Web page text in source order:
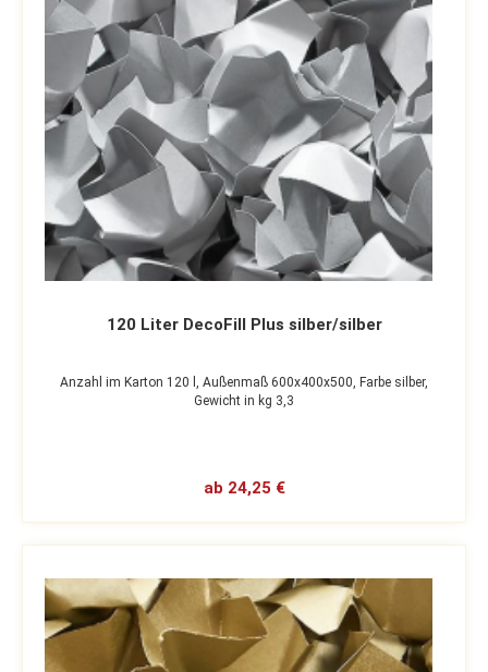
120 Liter DecoFill Plus silber/silber
Anzahl im Karton 120 l, Außenmaß 600x400x500, Farbe silber,
Gewicht in kg 3,3
ab 24,25 €